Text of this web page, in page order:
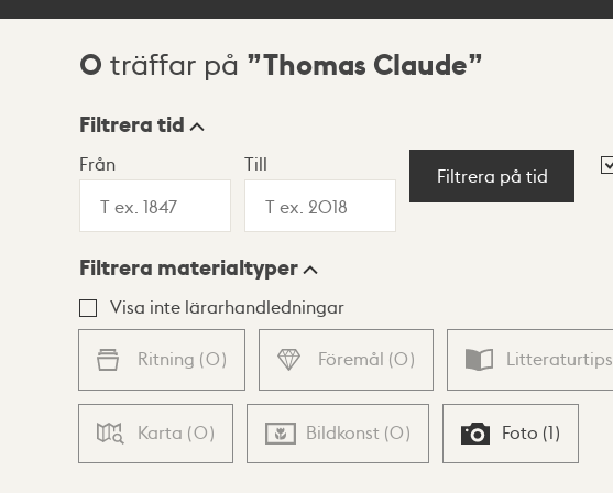
Sökresultat
0 träffar på Thomas Claude
Visningsläge
Lista Karta
Filtrera tid
Från Till
Filtrera på tid
Filtrera materialtyper
Visa inte lärarhandledningar
Ritning (0) Föremål (0) Litteraturtips
Karta (0) Bildkonst (0) Foto (1)